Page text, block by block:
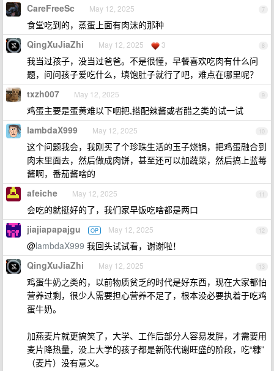
7
CareFreeSc May 12, 2025
食堂吃到的，蒸蛋上面有肉沫的那种
8
QingXuJiaZhi May 12, 2025 3
我当过孩子，没当过爸爸。不是很懂，早餐喜欢吃肉有什么问
题，问问孩子爱吃什么，填饱肚子就行了吧，难点在哪里呢？
9
txzh007 May 12, 2025
鸡蛋主要是蛋黄难以下咽把,搭配辣酱或者醋之类的试一试
10
lambdaX999 May 12, 2025
这个问题我会，我刚买了个珍珠生活的玉子烧锅，把鸡蛋融合到
肉末里面去，然后做成肉饼，甚至还可以加蔬菜，然后搞上蓝莓
酱啊，番茄酱啥的
11
afeiche May 12, 2025
会吃的就挺好的了，我们家早饭吃啥都是两口
12
jiajiapapajgu OP May 12, 2025
@lambdaX999 我回头试试看，谢谢啦！
13
QingXuJiaZhi May 12, 2025
鸡蛋牛奶之类的，以前物质贫乏的时代是好东西，现在大家都怕
营养过剩，很少人需要担心营养不足了，根本没必要执着于吃鸡
蛋牛奶。
加燕麦片就更搞笑了，大学、工作后部分人容易发胖，才需要用
麦片降热量，没上大学的孩子都是新陈代谢旺盛的阶段，吃“糠”
（麦片）没有意义。